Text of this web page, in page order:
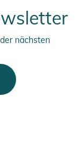
nächsten